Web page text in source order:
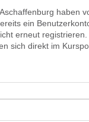
haben
ein
erneut
sich direkt im